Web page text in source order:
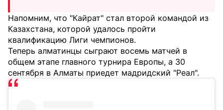
Напомним, что "Кайрат" стал второй командой из
Казахстана, которой удалось пройти
квалификацию Лиги чемпионов.
Теперь алматинцы сыграют восемь матчей в
общем этапе главного турнира Европы, а 30
сентября в Алматы приедет мадридский "Реал".